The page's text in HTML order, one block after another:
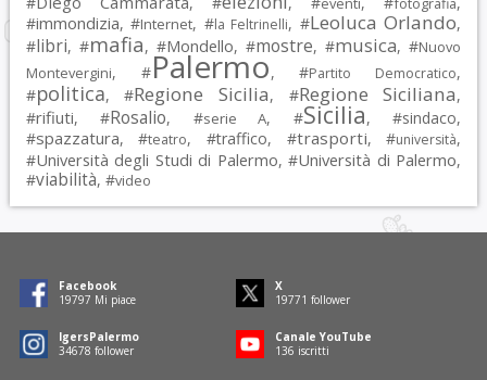
#immondizia, #Internet, #la Feltrinelli, #Leoluca Orlando,
#libri, #mafia, #Mondello, #mostre, #musica, #Nuovo
Montevergini, #Palermo, #Partito Democratico,
#politica, #Regione Sicilia, #Regione Siciliana,
#rifiuti, #Rosalio, #serie A, #Sicilia, #sindaco,
#spazzatura, #teatro, #traffico, #trasporti, #università,
#Università degli Studi di Palermo, #Università di Palermo,
#viabilità, #video
Facebook
19797 Mi piace
X
19771 follower
IgersPalermo
34678 follower
Canale YouTube
136 iscritti